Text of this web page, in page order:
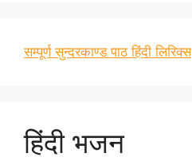
सम्पूर्ण सुन्दरकाण्ड पाठ हिंदी लिरिक्स
हिंदी भजन